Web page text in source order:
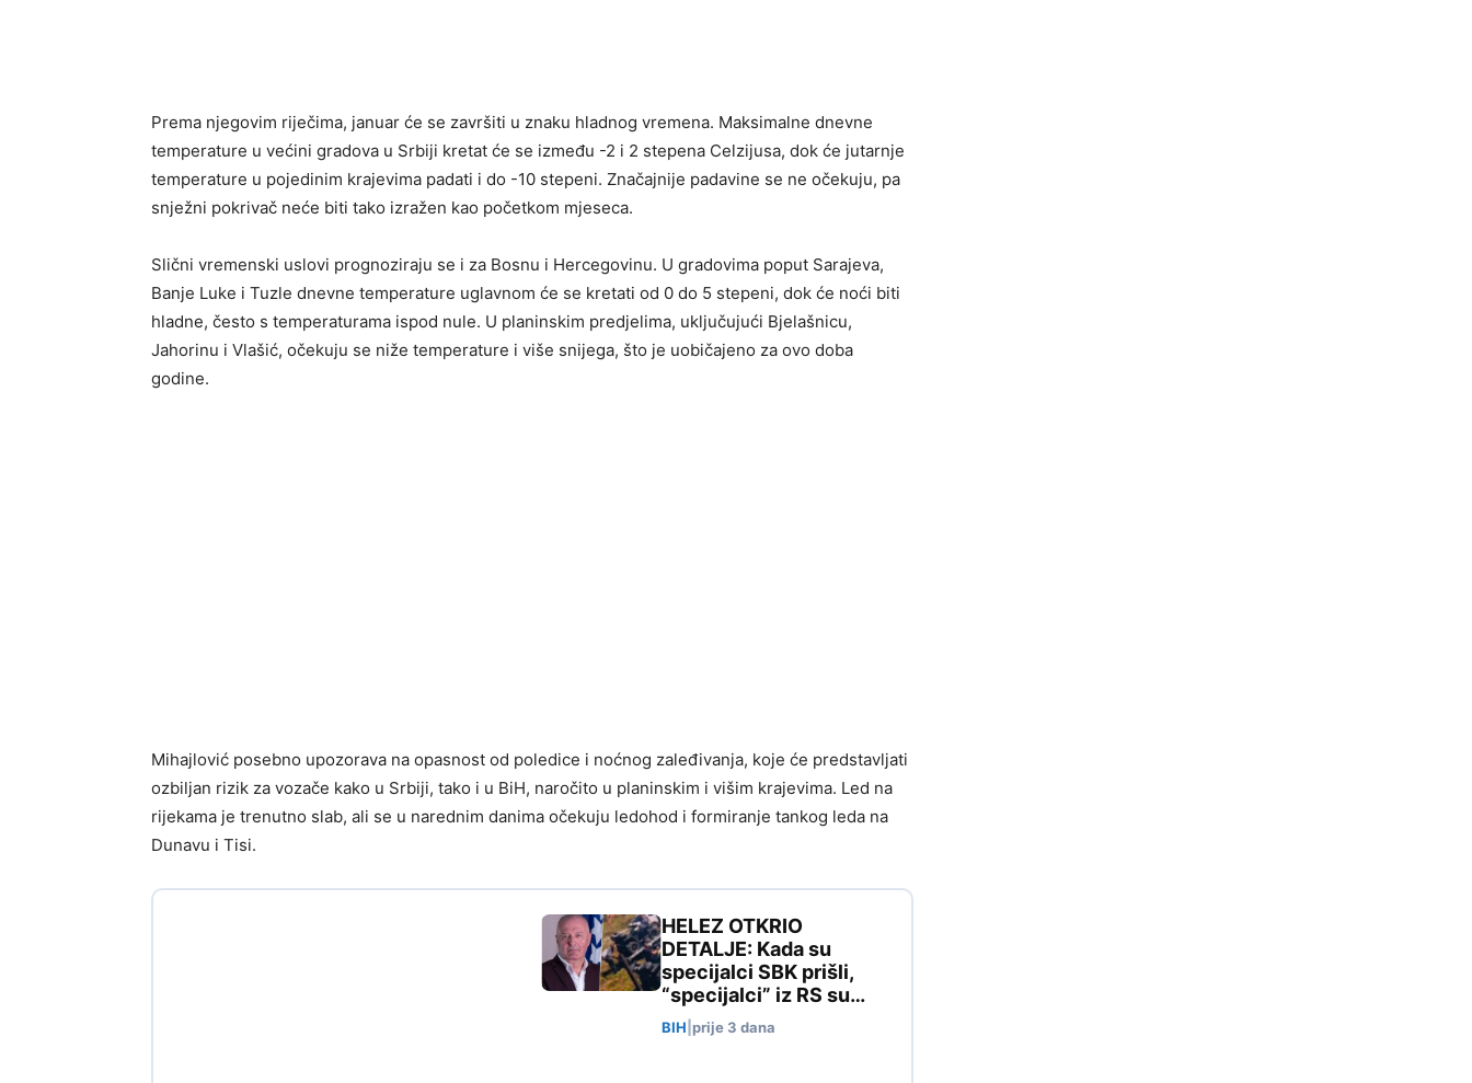
Prema njegovim riječima, januar će se završiti u znaku hladnog vremena. Maksimalne dnevne
temperature u većini gradova u Srbiji kretat će se između -2 i 2 stepena Celzijusa, dok će jutarnje
temperature u pojedinim krajevima padati i do -10 stepeni. Značajnije padavine se ne očekuju, pa
snježni pokrivač neće biti tako izražen kao početkom mjeseca.
Slični vremenski uslovi prognoziraju se i za Bosnu i Hercegovinu. U gradovima poput Sarajeva,
Banje Luke i Tuzle dnevne temperature uglavnom će se kretati od 0 do 5 stepeni, dok će noći biti
hladne, često s temperaturama ispod nule. U planinskim predjelima, uključujući Bjelašnicu,
Jahorinu i Vlašić, očekuju se niže temperature i više snijega, što je uobičajeno za ovo doba
godine.
Mihajlović posebno upozorava na opasnost od poledice i noćnog zaleđivanja, koje će predstavljati
ozbiljan rizik za vozače kako u Srbiji, tako i u BiH, naročito u planinskim i višim krajevima. Led na
rijekama je trenutno slab, ali se u narednim danima očekuju ledohod i formiranje tankog leda na
Dunavu i Tisi.
HELEZ OTKRIO
DETALJE: Kada su
specijalci SBK prišli,
“specijalci” iz RS su…
BIH prije 3 dana